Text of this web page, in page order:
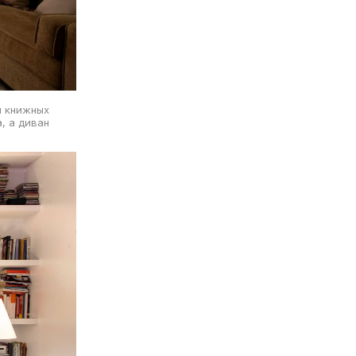
книжных
а диван